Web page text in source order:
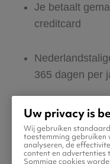
Je betaalt
creditcard
365 dagen per
Zeker van
Boek ook
in Rotterdam
Uw privacy is
Wij gebruiken
toestemming gebruiken
analyseren, de
content en advertenties
Sommige cookies